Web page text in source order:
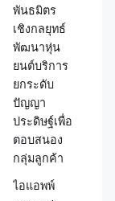
พันธมิตร
เชิงกลยุทธ์
พัฒนาหุ่น
ยนต์บริการ
ยกระดับ
ปัญญา
ประดิษฐ์เพื่อ
ตอบสนอง
กลุ่มลูกค้า
ไอแอพพ์